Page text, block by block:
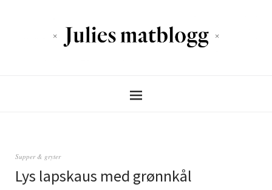
Supper & gryter
Lys lapskaus med grønnkål